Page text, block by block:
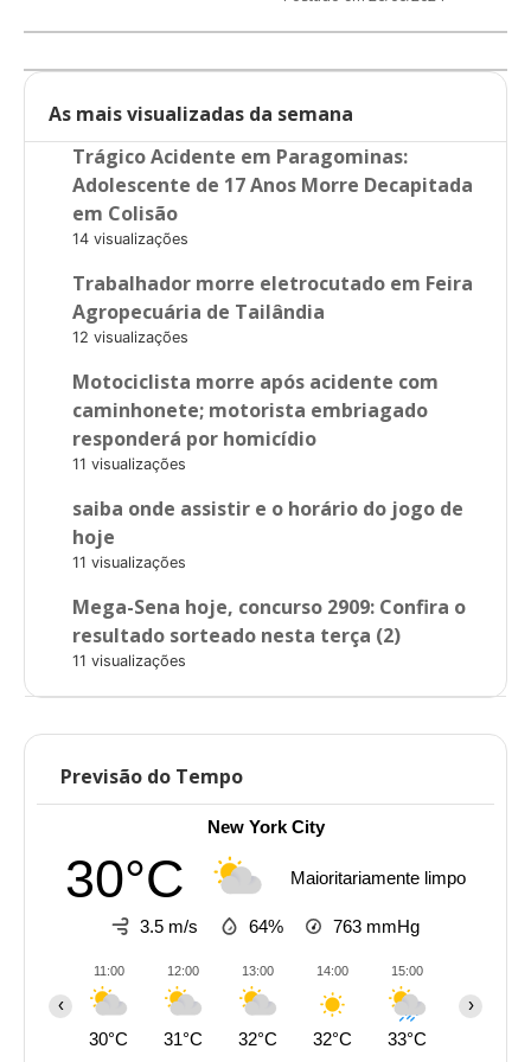
As mais visualizadas da semana
Trágico Acidente em Paragominas:
Adolescente de 17 Anos Morre Decapitada
em Colisão
14 visualizações
Trabalhador morre eletrocutado em Feira
Agropecuária de Tailândia
12 visualizações
Motociclista morre após acidente com
caminhonete; motorista embriagado
responderá por homicídio
11 visualizações
saiba onde assistir e o horário do jogo de
hoje
11 visualizações
Mega-Sena hoje, concurso 2909: Confira o
resultado sorteado nesta terça (2)
11 visualizações
Previsão do Tempo
New York City
30°C Maioritariamente limpo
3.5 m/s 64% 763 mmHg
11:00
30°C
12:00
31°C
13:00
32°C
14:00
32°C
15:00
33°C
‹ ›